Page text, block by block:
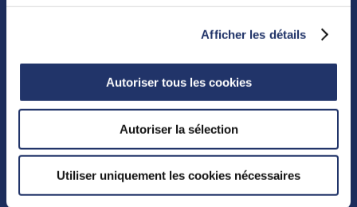
Afficher les détails
Autoriser tous les cookies
Autoriser la sélection
Utiliser uniquement les cookies nécessaires
Vote par procuration
Faits sur le fonds
Distributions
Comité indépendant de révision
Pour nous joindre